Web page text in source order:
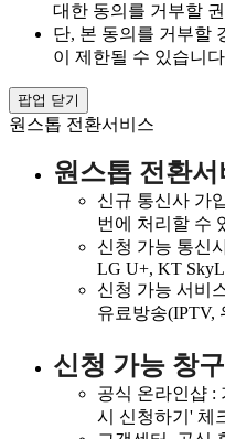
대한 동의를 거부할
단, 본 동의를 거부할
이 제한될 수 있습니
팝업 닫기
원스톱 전환서비스
원스톱 전환서
신규 통신사 가
번에 처리할 수
신청 가능 통신
LG U+, KT
신청 가능 서비
유료방송(IPTV,
신청 가능 창구
공식 온라인샵 :
시 신청하기' 체